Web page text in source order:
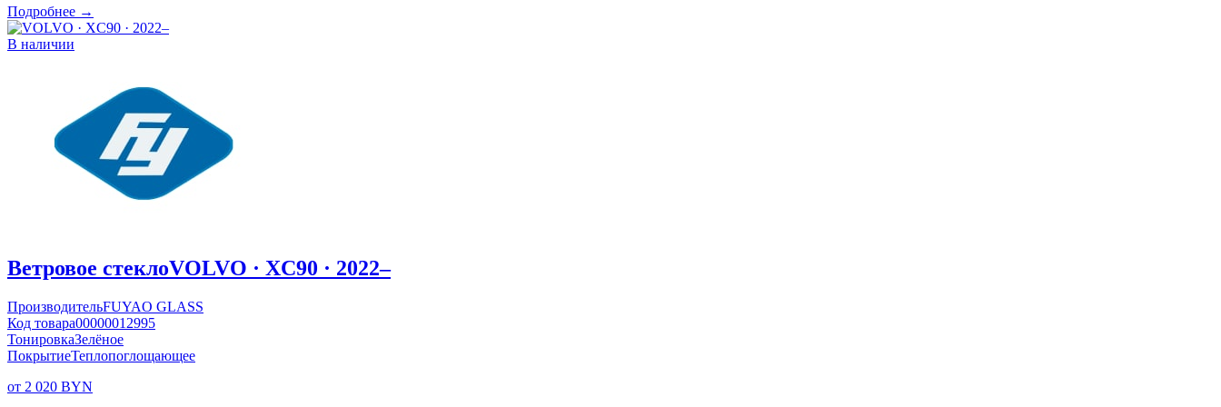
Подробнее →
В наличии
Ветровое стеклоVOLVO · XC90 · 2022–
ПроизводительFUYAO GLASS
Код товара00000012995
ТонировкаЗелёное
ПокрытиеТеплопоглощающее
от 2 020 BYN